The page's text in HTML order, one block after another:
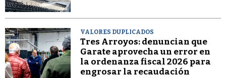
VALORES DUPLICADOS
Tres Arroyos: denuncian que
Garate aprovecha un error en
la ordenanza fiscal 2026 para
engrosar la recaudación